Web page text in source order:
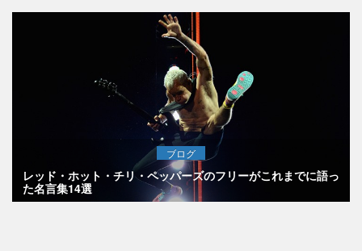
ブログ
レッド・ホット・チリ・ペッパーズのフリーがこれまでに語っ
た名言集14選